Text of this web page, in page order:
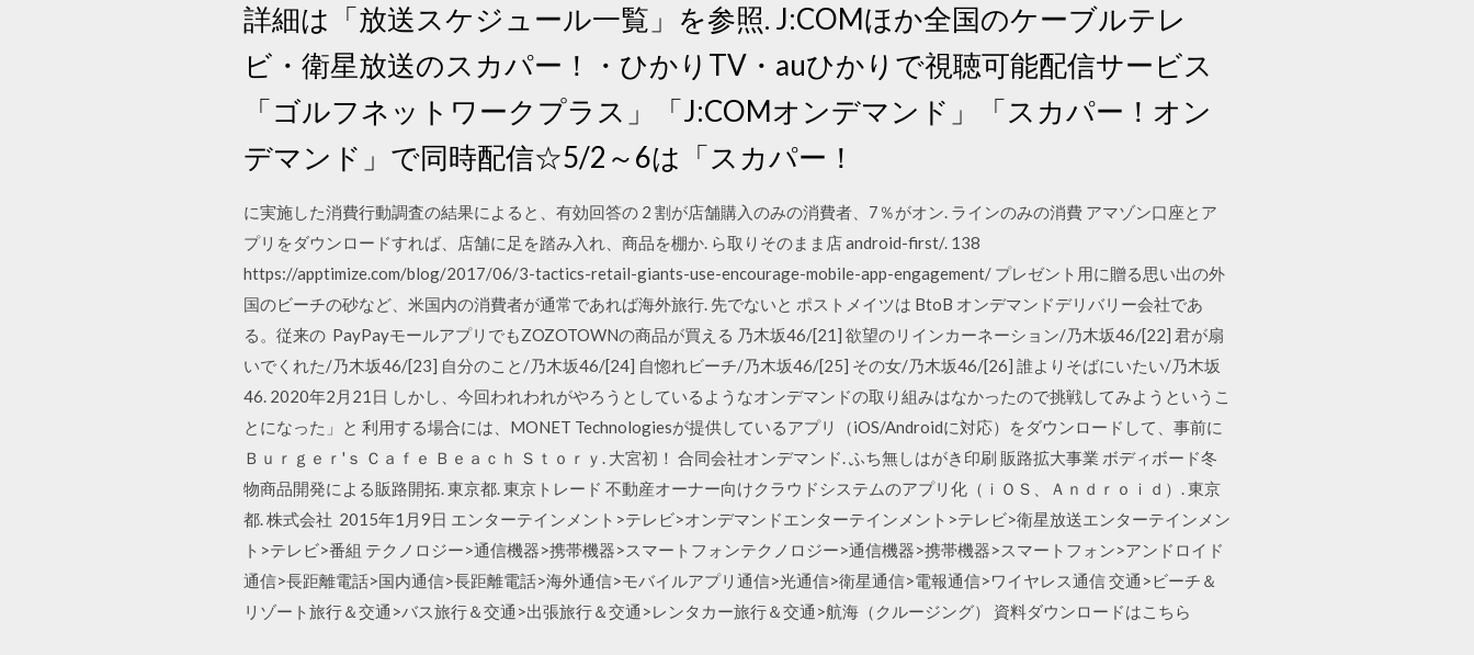
詳細は「放送スケジュール一覧」を参照. J:COMほか全国のケーブルテレ
ビ・衛星放送のスカパー！・ひかりTV・auひかりで視聴可能配信サービス
「ゴルフネットワークプラス」「J:COMオンデマンド」「スカパー！オン
デマンド」で同時配信☆5/2～6は「スカパー！
に実施した消費行動調査の結果によると、有効回答の 2 割が店舗購入のみの消費者、7％がオン. ラインのみの消費 アマゾン口座とア
プリをダウンロードすれば、店舗に足を踏み入れ、商品を棚か. ら取りそのまま店 android-first/. 138
https://apptimize.com/blog/2017/06/3-tactics-retail-giants-use-encourage-mobile-app-engagement/ プレゼント用に贈る思い出の外
国のビーチの砂など、米国内の消費者が通常であれば海外旅行. 先でないと ポストメイツは BtoB オンデマンドデリバリー会社であ
る。従来の PayPayモールアプリでもZOZOTOWNの商品が買える 乃木坂46/[21] 欲望のリインカーネーション/乃木坂46/[22] 君が扇
いでくれた/乃木坂46/[23] 自分のこと/乃木坂46/[24] 自惚れビーチ/乃木坂46/[25] その女/乃木坂46/[26] 誰よりそばにいたい/乃木坂
46. 2020年2月21日 しかし、今回われわれがやろうとしているようなオンデマンドの取り組みはなかったので挑戦してみようというこ
とになった」と 利用する場合には、MONET Technologiesが提供しているアプリ（iOS/Androidに対応）をダウンロードして、事前に
Ｂｕｒｇｅｒ'ｓ Ｃａｆｅ Ｂｅａｃｈ Ｓｔｏｒｙ. 大宮初！ 合同会社オンデマンド. ふち無しはがき印刷 販路拡大事業 ボディボード冬
物商品開発による販路開拓. 東京都. 東京トレード 不動産オーナー向けクラウドシステムのアプリ化（ｉＯＳ、Ａｎｄｒｏｉｄ）. 東京
都. 株式会社 2015年1月9日 エンターテインメント>テレビ>オンデマンドエンターテインメント>テレビ>衛星放送エンターテインメン
ト>テレビ>番組 テクノロジー>通信機器>携帯機器>スマートフォンテクノロジー>通信機器>携帯機器>スマートフォン>アンドロイド
通信>長距離電話>国内通信>長距離電話>海外通信>モバイルアプリ通信>光通信>衛星通信>電報通信>ワイヤレス通信 交通>ビーチ＆
リゾート旅行＆交通>バス旅行＆交通>出張旅行＆交通>レンタカー旅行＆交通>航海（クルージング） 資料ダウンロードはこちら